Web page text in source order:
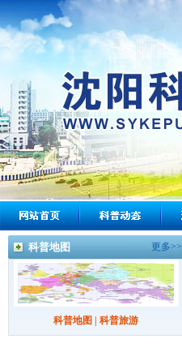
科普地图 更多>>
科普地图 科普旅游